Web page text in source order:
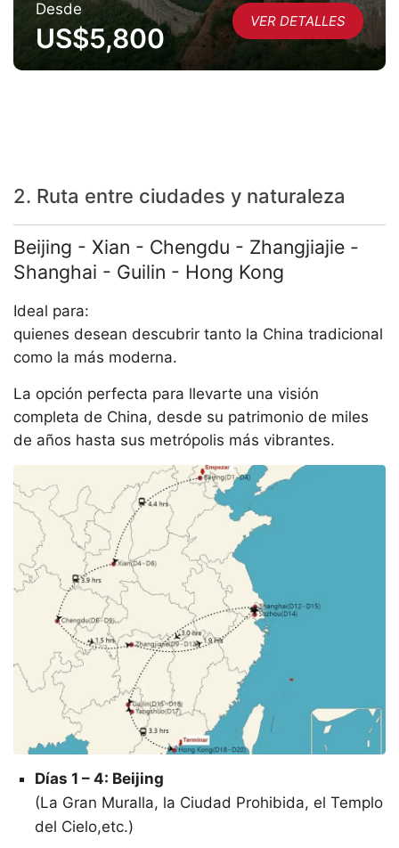
Desde
US$5,800
VER DETALLES
2. Ruta entre ciudades y naturaleza
Beijing - Xian - Chengdu - Zhangjiajie -
Shanghai - Guilin - Hong Kong
Ideal para:
quienes desean descubrir tanto la China tradicional
como la más moderna.
La opción perfecta para llevarte una visión
completa de China, desde su patrimonio de miles
de años hasta sus metrópolis más vibrantes.
Días 1 – 4: Beijing
(La Gran Muralla, la Ciudad Prohibida, el Templo
del Cielo,etc.)